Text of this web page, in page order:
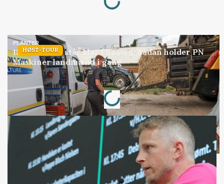
HØST-TOUR
PLANTER
18 montører står klar i høsten: Sådan holder PN
Maskiner landmænd i gang
Annonce
Loading...